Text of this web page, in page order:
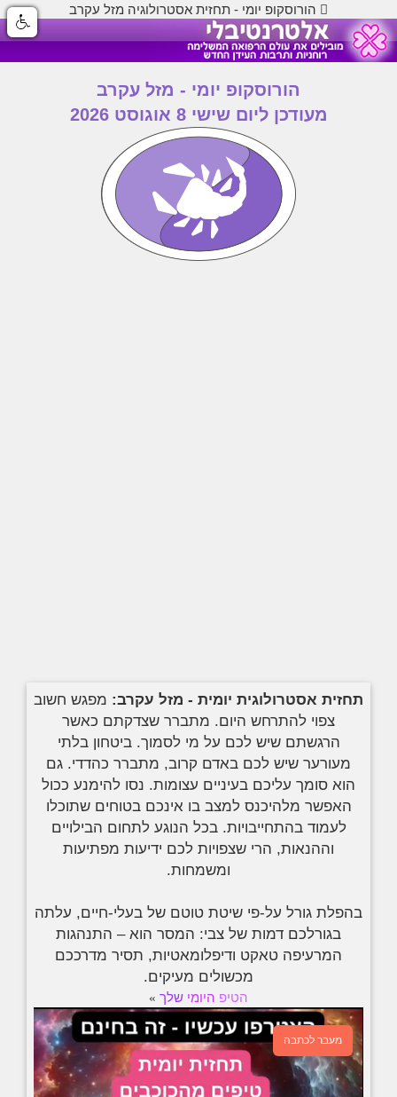
הורוסקופ יומי - תחזית אסטרולוגיה מזל עקרב
הורוסקופ יומי - מזל עקרב
מעודכן ליום שישי 8 אוגוסט 2026
תחזית אסטרולוגית יומית - מזל עקרב: מפגש חשוב
צפוי להתרחש היום. מתברר שצדקתם כאשר
הרגשתם שיש לכם על מי לסמוך. ביטחון בלתי
מעורער שיש לכם באדם קרוב, מתברר כהדדי. גם
הוא סומך עליכם בעיניים עצומות. נסו להימנע ככול
האפשר מלהיכנס למצב בו אינכם בטוחים שתוכלו
לעמוד בהתחייבויות. בכל הנוגע לתחום הבילויים
וההנאות, הרי שצפויות לכם ידיעות מפתיעות
ומשמחות.
בהפלת גורל על-פי שיטת טוטם של בעלי-חיים, עלתה
בגורלכם דמות של צבי: המסר הוא – התנהגות
המרעיפה טאקט ודיפלומאטיות, תסיר מדרככם
מכשולים מעיקים.
הטיפ היומי שלך »
מעבר לכתבה